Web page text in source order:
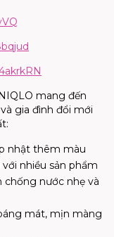
mang đến
gia đình đổi mới
nhật thêm màu
nhiều sản phẩm
chống nước nhẹ và
mát, mịn màng